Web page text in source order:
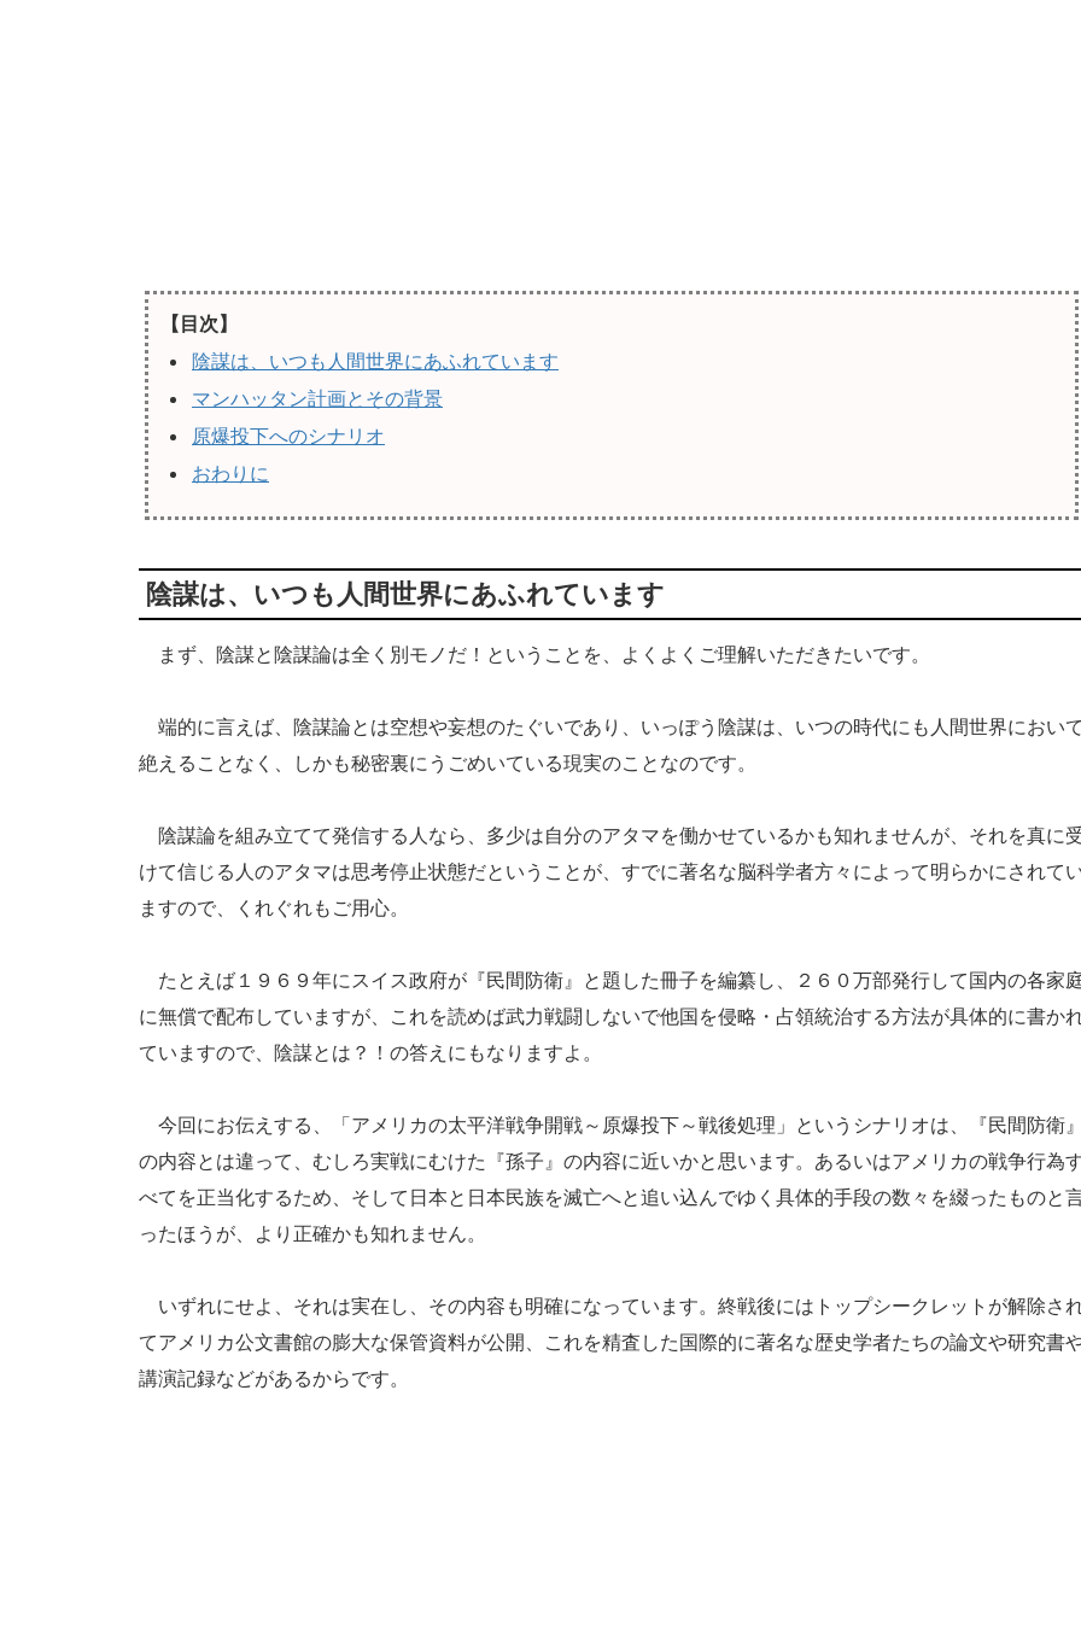
【目次】
陰謀は、いつも人間世界にあふれています
マンハッタン計画とその背景
原爆投下へのシナリオ
おわりに
陰謀は、いつも人間世界にあふれています
まず、陰謀と陰謀論は全く別モノだ！ということを、よくよくご理解いただきたいです。
端的に言えば、陰謀論とは空想や妄想のたぐいであり、いっぽう陰謀は、いつの時代にも人間世界において
絶えることなく、しかも秘密裏にうごめいている現実のことなのです。
陰謀論を組み立てて発信する人なら、多少は自分のアタマを働かせているかも知れませんが、それを真に
けて信じる人のアタマは思考停止状態だということが、すでに著名な脳科学者方々によって明らかにされて
ますので、くれぐれもご用心。
たとえば１９６９年にスイス政府が『民間防衛』と題した冊子を編纂し、２６０万部発行して国内の各家
に無償で配布していますが、これを読めば武力戦闘しないで他国を侵略・占領統治する方法が具体的に書か
ていますので、陰謀とは？！の答えにもなりますよ。
今回にお伝えする、「アメリカの太平洋戦争開戦～原爆投下～戦後処理」というシナリオは、『民間防衛』
の内容とは違って、むしろ実戦にむけた『孫子』の内容に近いかと思います。あるいはアメリカの戦争行為
べてを正当化するため、そして日本と日本民族を滅亡へと追い込んでゆく具体的手段の数々を綴ったものと
ったほうが、より正確かも知れません。
いずれにせよ、それは実在し、その内容も明確になっています。終戦後にはトップシークレットが解除さ
てアメリカ公文書館の膨大な保管資料が公開、これを精査した国際的に著名な歴史学者たちの論文や研究書
講演記録などがあるからです。